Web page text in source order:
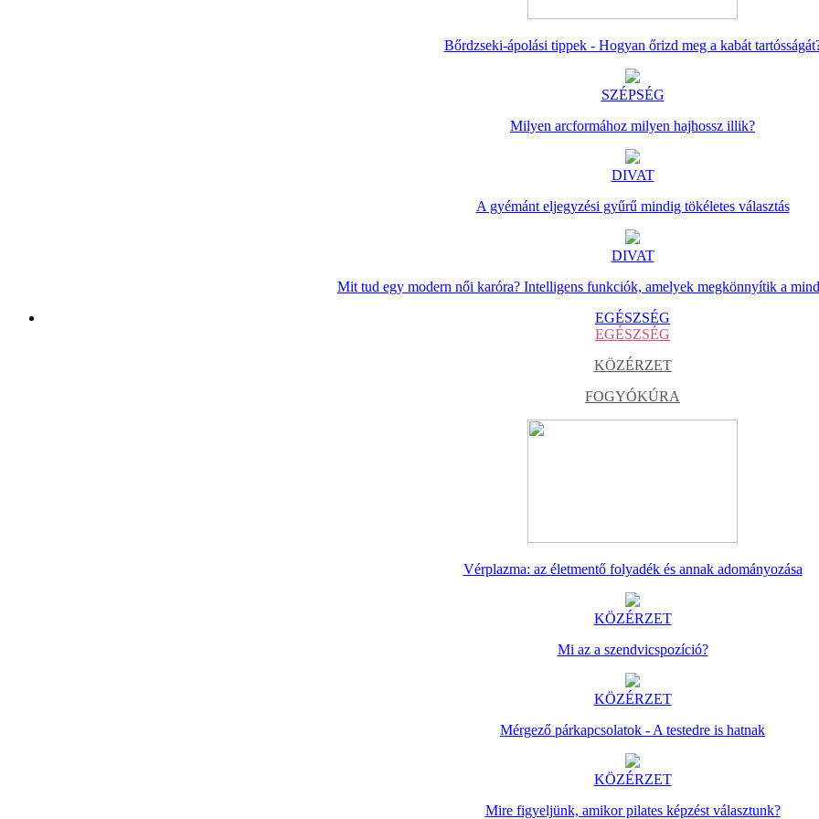
Bőrdzseki-ápolási tippek - Hogyan őrizd meg a kabát
SZÉPSÉG
Milyen arcformához milyen hajhossz illik?
DIVAT
A gyémánt eljegyzési gyűrű mindig tökéletes választás
DIVAT
Mit tud egy modern női karóra? Intelligens funkciók, amelyek megkönnyítik a
EGÉSZSÉG
EGÉSZSÉG
KÖZÉRZET
FOGYÓKÚRA
Vérplazma: az életmentő folyadék és annak adományozása
KÖZÉRZET
Mi az a szendvicspozíció?
KÖZÉRZET
Mérgező párkapcsolatok - A testedre is hatnak
KÖZÉRZET
Mire figyeljünk, amikor pilates képzést választunk?